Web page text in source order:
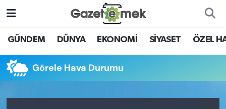
GÜNDEM DÜNYA EKONOMİ SİYASET ÖZEL
Görele Hava Durumu
DÜNYA
EKONOMİ
Nöbetçi Eczaneler
Hava Durumu